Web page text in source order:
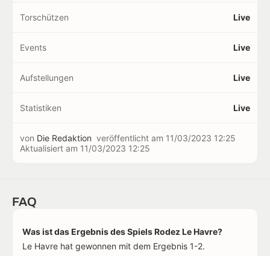
Torschützen Live
Events Live
Aufstellungen Live
Statistiken Live
von Die Redaktion veröffentlicht am 11/03/2023 12:25
Aktualisiert am 11/03/2023 12:25
FAQ
Was ist das Ergebnis des Spiels Rodez Le Havre?
Le Havre hat gewonnen mit dem Ergebnis 1-2.